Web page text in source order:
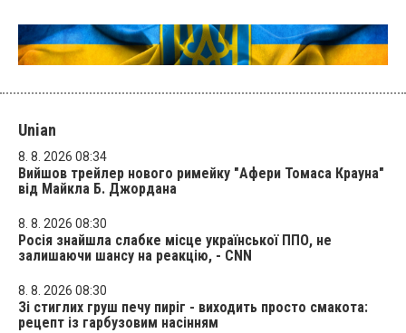
Unian
8. 8. 2026 08:34
Вийшов трейлер нового римейку "Афери Томаса Крауна"
від Майкла Б. Джордана
8. 8. 2026 08:30
Росія знайшла слабке місце української ППО, не
залишаючи шансу на реакцію, - CNN
8. 8. 2026 08:30
Зі стиглих груш печу пиріг - виходить просто смакота:
рецепт із гарбузовим насінням